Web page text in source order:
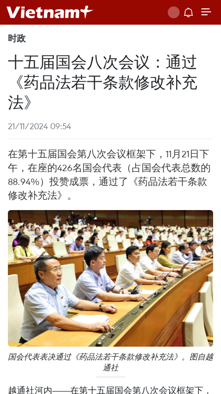
时政
十五届国会八次会议：通过
《药品法若干条款修改补充
法》
21/11/2024 09:54
在第十五届国会第八次会议框架下，11月21日下
午，在座的426名国会代表（占国会代表总数的
88.94%）投赞成票，通过了《药品法若干条款
修改补充法》。
国会代表表决通过《药品法若干条款修改补充法》。图自越
通社
越通社河内——在第十五届国会第八次会议框架下，